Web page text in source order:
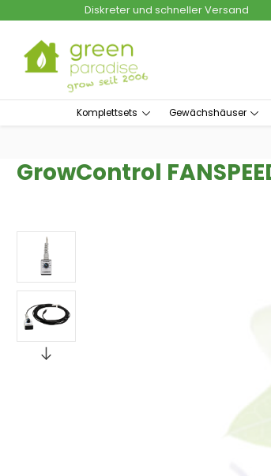
Hauptinhalt springen
Zur Suche springenDiskreter und schneller Versand
Komplettsets Gewächshäuser
GrowControl
Bildergalerie überspringen